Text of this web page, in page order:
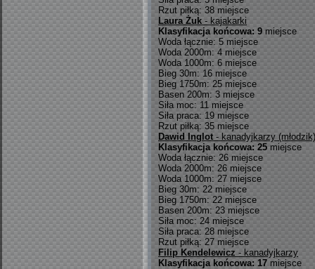
Rzut piłką: 38 miejsce
Laura Żuk- kajakarki
Klasyfikacja końcowa: 9 miejsce
Woda łącznie: 5 miejsce
Woda 2000m: 4 miejsce
Woda 1000m: 6 miejsce
Bieg 30m: 16 miejsce
Bieg 1750m: 25 miejsce
Basen 200m: 3 miejsce
Siła moc: 11 miejsce
Siła praca: 19 miejsce
Rzut piłką: 35 miejsce
Dawid Inglot- kanadyjkarzy (młodzik)
Klasyfikacja końcowa: 25 miejsce
Woda łącznie: 26 miejsce
Woda 2000m: 26 miejsce
Woda 1000m: 27 miejsce
Bieg 30m: 22 miejsce
Bieg 1750m: 22 miejsce
Basen 200m: 23 miejsce
Siła moc: 24 miejsce
Siła praca: 28 miejsce
Rzut piłką: 27 miejsce
Filip Kendelewicz - kanadyjkarzy
Klasyfikacja końcowa: 17 miejsce